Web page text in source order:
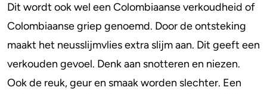
Dit wordt ook wel een Colombiaanse verkoudheid of
Colombiaanse griep genoemd. Door de ontsteking
maakt het neusslijmvlies extra slijm aan. Dit geeft een
verkouden gevoel. Denk aan snotteren en niezen.
Ook de reuk, geur en smaak worden slechter. Een